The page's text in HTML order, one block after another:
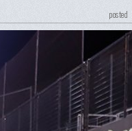
posted